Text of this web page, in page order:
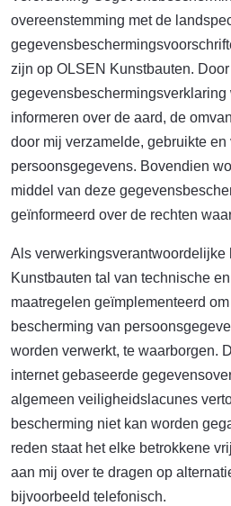
overeenstemming met de
zijn op OLSEN Kunstbauten.
informeren over de aard, de
door mij verzamelde, gebruikte en
persoonsgegevens. Bovendien
middel van deze
geïnformeerd over de rechten
Als verwerkingsverantwoordelijke
Kunstbauten tal van technische
maatregelen geïmplementeerd
bescherming van
worden verwerkt, te waarborgen.
internet gebaseerde
algemeen veiligheidslacunes
bescherming niet kan worden
reden staat het elke betrokkene
aan mij over te dragen op
bijvoorbeeld telefonisch.